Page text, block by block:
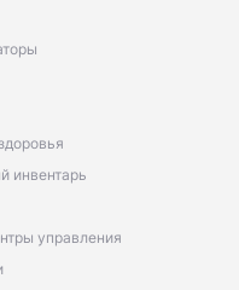
инвентарь
управления